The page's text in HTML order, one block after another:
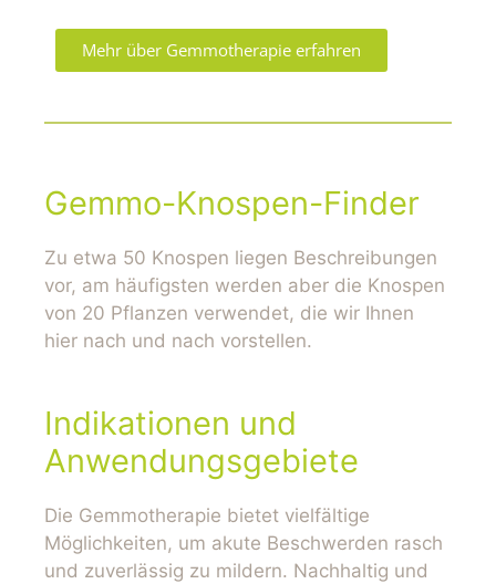
Mehr über Gemmotherapie erfahren
Gemmo-Knospen-Finder
Zu etwa 50 Knospen liegen Beschreibungen
vor, am häufigsten werden aber die Knospen
von 20 Pflanzen verwendet, die wir Ihnen
hier nach und nach vorstellen.
Indikationen und
Anwendungsgebiete
Die Gemmotherapie bietet vielfältige
Möglichkeiten, um akute Beschwerden rasch
und zuverlässig zu mildern. Nachhaltig und